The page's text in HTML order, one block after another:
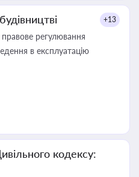
+13
регулювання
в експлуатацію
кодексу: